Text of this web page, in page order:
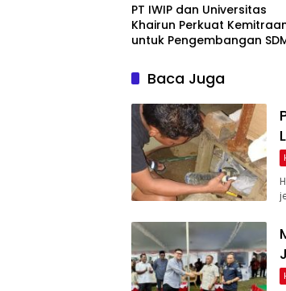
PT IWIP dan Universitas
Khairun Perkuat
untuk Pengembangan
Baca Juga